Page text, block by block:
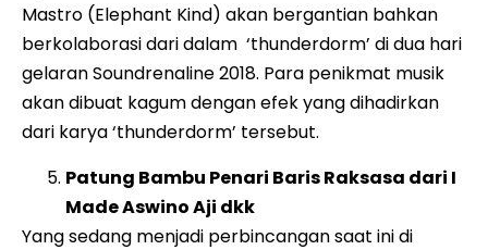
Mastro (Elephant Kind) akan bergantian bahkan
berkolaborasi dari dalam ‘thunderdorm’ di dua hari
gelaran Soundrenaline 2018. Para penikmat musik
akan dibuat kagum dengan efek yang dihadirkan
dari karya ‘thunderdorm’ tersebut.
Patung Bambu Penari Baris Raksasa dari I
Made Aswino Aji dkk
Yang sedang menjadi perbincangan saat ini di